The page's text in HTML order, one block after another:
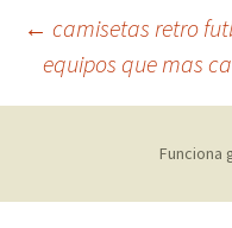
de
← camisetas retro
equipos que mas
Funciona